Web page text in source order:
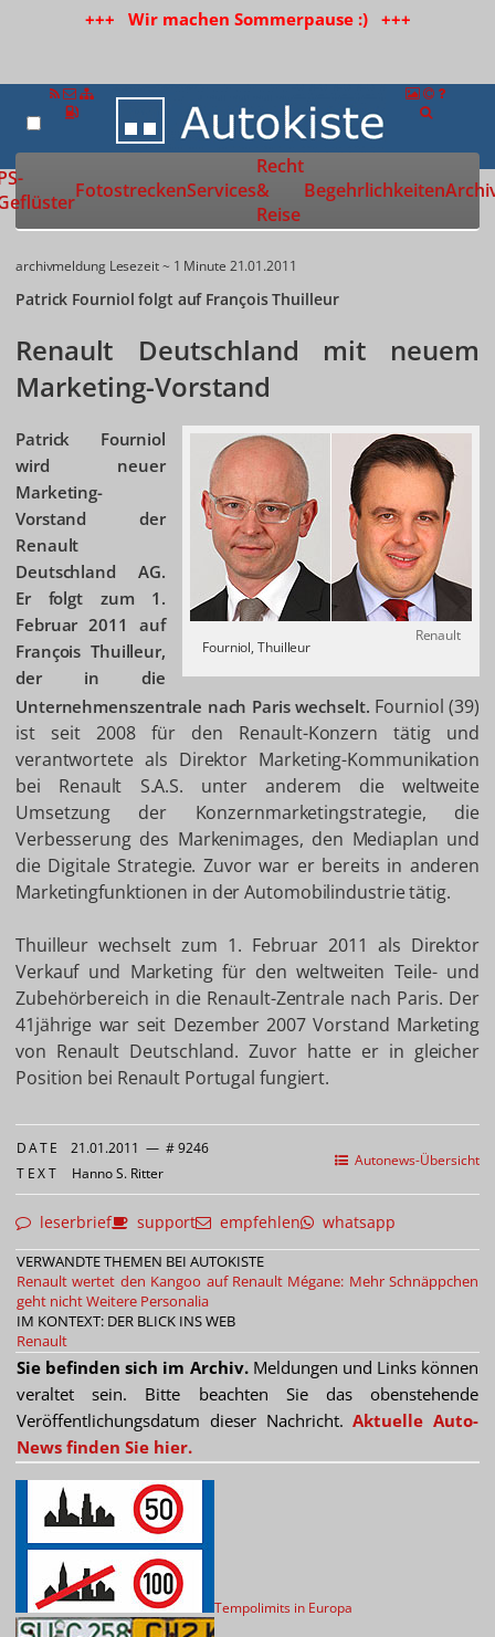
+++ Wir machen Sommerpause :) +++
Zur Startseite
FotostreckenServices
Recht
&
Reise
Begehrlichkeiten
archivmeldung Lesezeit ~ 1 Minute 21.01.2011
Patrick Fourniol folgt auf François Thuilleur
Renault Deutschland mit neuem
Marketing-Vorstand
Renault
Fourniol, Thuilleur
Patrick Fourniol
wird neuer
Marketing-
Vorstand der
Renault
Deutschland AG.
Er folgt zum 1.
Februar 2011 auf
François Thuilleur,
der in die
Unternehmenszentrale nach Paris wechselt. Fourniol (39)
ist seit 2008 für den Renault-Konzern tätig und
verantwortete als Direktor Marketing-Kommunikation
bei Renault S.A.S. unter anderem die weltweite
Umsetzung der Konzernmarketingstrategie, die
Verbesserung des Markenimages, den Mediaplan und
die Digitale Strategie. Zuvor war er bereits in anderen
Marketingfunktionen in der Automobilindustrie tätig.
Thuilleur wechselt zum 1. Februar 2011 als Direktor
Verkauf und Marketing für den weltweiten Teile- und
Zubehörbereich in die Renault-Zentrale nach Paris. Der
41jährige war seit Dezember 2007 Vorstand Marketing
von Renault Deutschland. Zuvor hatte er in gleicher
Position bei Renault Portugal fungiert.
Autonews-Übersicht
DATE 21.01.2011 — # 9246
TEXT Hanno S. Ritter
leserbrief support empfehlen whatsapp
VERWANDTE THEMEN BEI AUTOKISTE
Renault wertet den Kangoo auf Renault Mégane: Mehr Schnäppchen
geht nichtWeitere Personalia
IM KONTEXT: DER BLICK INS WEB
Renault
Sie befinden sich im Archiv.Meldungen und Links können
veraltet sein. Bitte beachten Sie das obenstehende
Veröffentlichungsdatum dieser Nachricht.Aktuelle Auto-
News finden Sie hier.
Tempolimits in Europa